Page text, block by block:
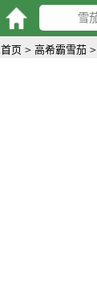
首页 > 高希霸雪茄 >